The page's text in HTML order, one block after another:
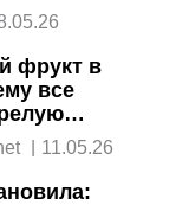
фрукт в
все
Сапир Гордо, Ynet | 11.05.26